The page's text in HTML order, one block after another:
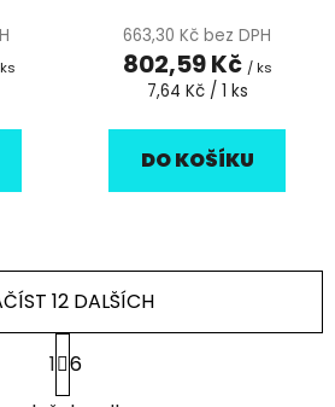
663,30 Kč bez DPH
802,59 Kč / ks
Měrná
7,64 Kč / 1 ks
DO KOŠÍKU
O
12 DALŠÍCH
S
t
r
1 6